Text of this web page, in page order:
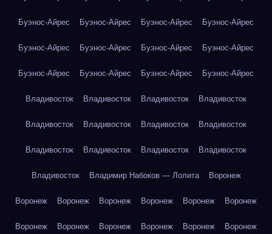
Буэнос-Айрес Буэнос-Айрес Буэнос-Айрес Буэнос-Айрес
Буэнос-Айрес Буэнос-Айрес Буэнос-Айрес Буэнос-Айрес
Буэнос-Айрес Буэнос-Айрес Буэнос-Айрес Буэнос-Айрес
Владивосток Владивосток Владивосток Владивосток
Владивосток Владивосток Владивосток Владивосток
Владивосток Владивосток Владивосток Владивосток
Владивосток Владимир Набоков — Лолита Воронеж
Воронеж Воронеж Воронеж Воронеж Воронеж Воронеж
Воронеж Воронеж Воронеж Воронеж Воронеж Воронеж